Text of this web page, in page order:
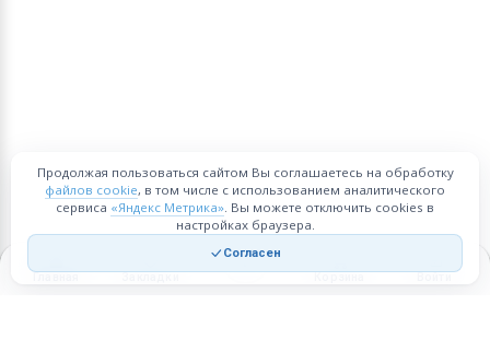
Главная Закладки Корзина Войти
Продолжая пользоваться сайтом Вы соглашаетесь на обработку
файлов cookie, в том числе с использованием аналитического
сервиса «Яндекс Метрика». Вы можете отключить cookies в
настройках браузера.
Согласен